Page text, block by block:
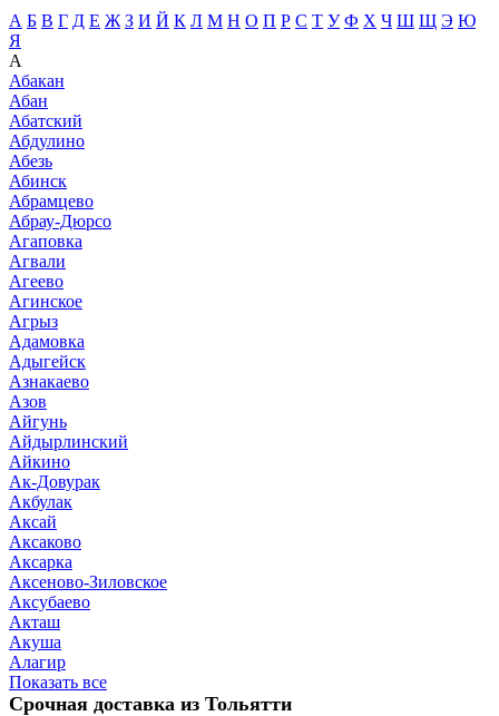
А Б В Г Д Е Ж З И Й К Л М Н О П Р С Т У Ф Х Ч Ш Щ Э Ю
Я
А
Абакан
Абан
Абатский
Абдулино
Абезь
Абинск
Абрамцево
Абрау-Дюрсо
Агаповка
Агвали
Агеево
Агинское
Агрыз
Адамовка
Адыгейск
Азнакаево
Азов
Айгунь
Айдырлинский
Айкино
Ак-Довурак
Акбулак
Аксай
Аксаково
Аксарка
Аксеново-Зиловское
Аксубаево
Акташ
Акуша
Алагир
Показать все
Срочная доставка из Тольятти